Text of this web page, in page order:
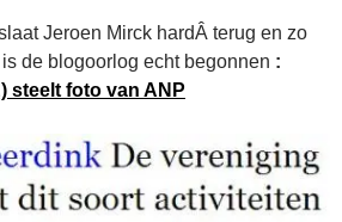
Jeroen Mirck hardÂ terug en zo
de blogoorlog echt begonnen :
steelt foto van ANP